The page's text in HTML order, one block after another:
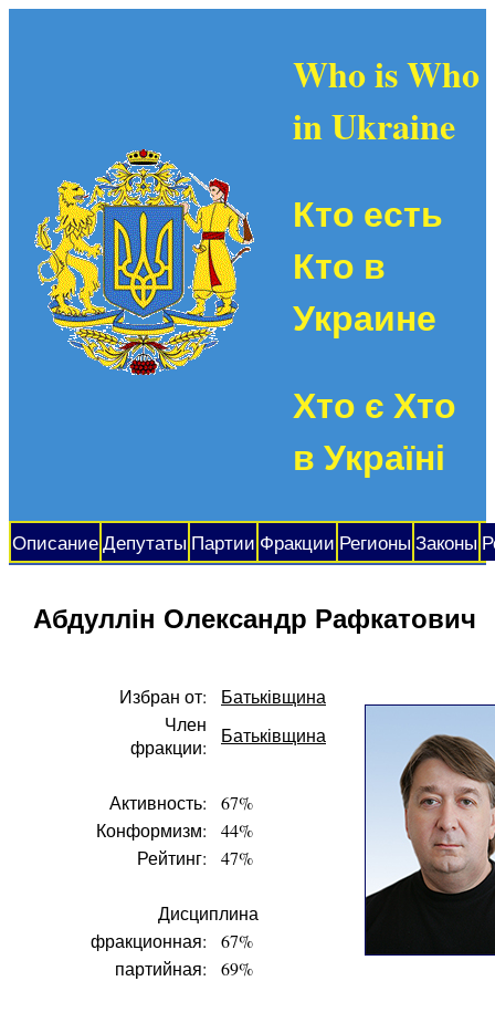
Who is Who
in Ukraine
Кто есть
Кто в
Украине
Хто є Хто
в Україні
Описание Депутаты Партии Фракции Регионы Законы
Абдуллін Олександр Рафкатович
Избран от:
Батьківщина
Член
фракции:
Батьківщина
Активность:
67%
Конформизм:
44%
Рейтинг:
47%
Дисциплина
фракционная:
67%
партийная:
69%